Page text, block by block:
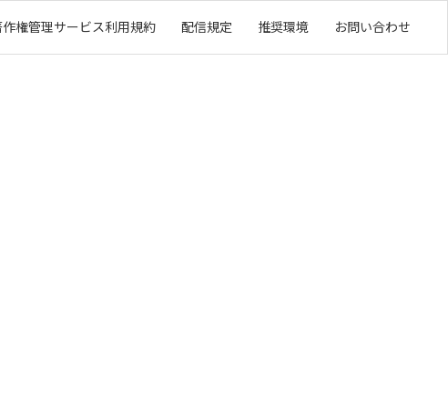
作権管理サービス利用規約 配信規定 推奨環境 お問い合わせ